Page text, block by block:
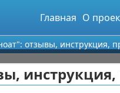
Главная О
отзывы, инструкция,